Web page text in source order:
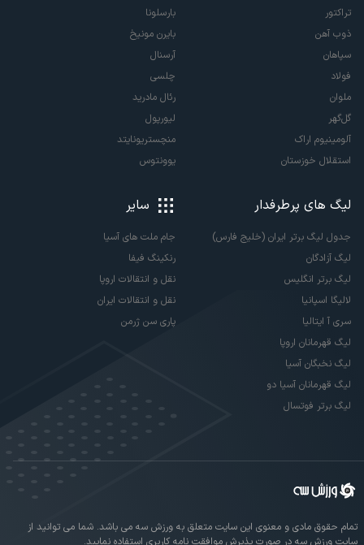
تراکتور
ذوب آهن
سپاهان
فولاد
ملوان
گل‌گهر
آلومینیوم اراک
استقلال خوزستان
بارسلونا
بایرن مونیخ
آرسنال
چلسی
رئال مادرید
لیورپول
منچستریونایتد
یوونتوس
لیگ های پرطرفدار
جدول لیگ برتر ایران (خلیج فارس)
لیگ آزادگان
لیگ برتر انگلیس
لالیگا اسپانیا
سری آ ایتالیا
لیگ قهرمانان اروپا
لیگ نخبگان آسیا
لیگ قهرمانان آسیا دو
لیگ برتر فوتسال
سایر
جام ملت های آسیا
رنکینگ فیفا
نقل و انتقالات اروپا
نقل و انتقالات ایران
پاری سن ژرمن
تمام حقوق مادی و معنوی این سایت متعلق به ورزش سه می باشد. شما می توانید از
سایت ورزش سه در صورت پذیرش موافقت نامه کاربری استفاده نمایید.